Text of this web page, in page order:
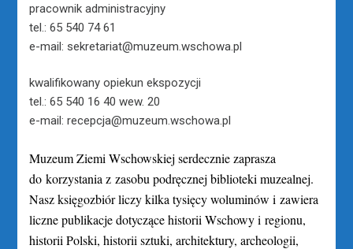
pracownik administracyjny
tel.: 65 540 74 61
e-mail: sekretariat@muzeum.wschowa.pl
kwalifikowany opiekun ekspozycji
tel.: 65 540 16 40 wew. 20
e-mail: recepcja@muzeum.wschowa.pl
Muzeum Ziemi Wschowskiej serdecznie zaprasza
do korzystania z zasobu podręcznej biblioteki muzealnej.
Nasz księgozbiór liczy kilka tysięcy woluminów i zawiera
liczne publikacje dotyczące historii Wschowy i regionu,
historii Polski, historii sztuki, architektury, archeologii,